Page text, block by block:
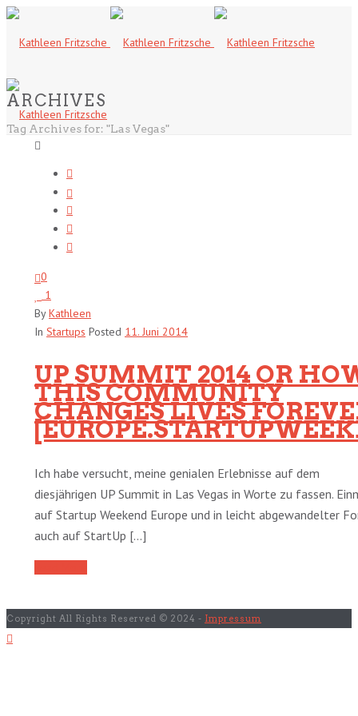
ARCHIVES
Tag Archives for: "Las Vegas"
0
1
ByKathleen
In Startups Posted 11. Juni 2014
UP SUMMIT 2014 OR
THIS COMMUNITY
CHANGES LIVES
Ich habe versucht, meine genialen Erlebnisse auf dem
diesjährigen UP Summit in Las Vegas in Worte zu fassen.
auf Startup Weekend Europe und in leicht abgewandelter
auch auf StartUp [...]
Copyright All Rights Reserved © 2024 - Impressum